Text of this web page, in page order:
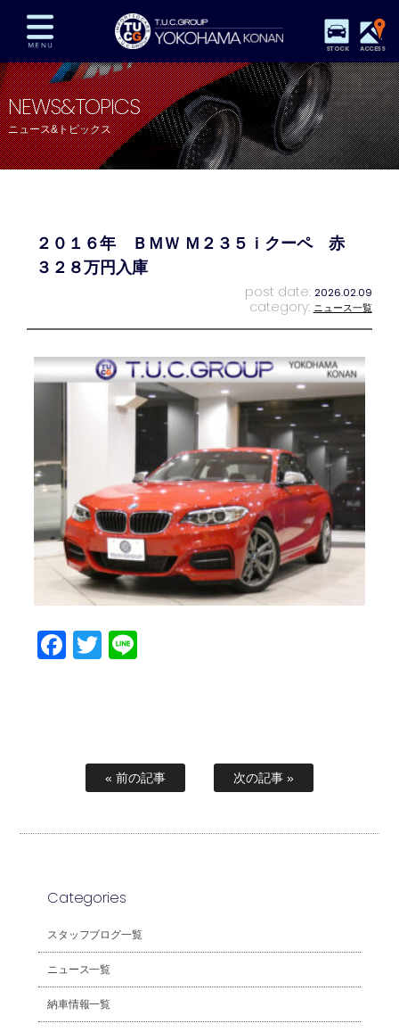
STOCK ACCESS
在庫車両情報 保証&サービス パーツリスト
TUCとは？ 店舗情報 アクセスマップ
全国納車 特別作業 注文販売
プライバシーポリシー
NEWS&TOPICS
ニュース&トピックス
２０１６年 ＢＭＷ Ｍ２３５ｉクーペ 赤
３２８万円入庫
post date: 2026.02.09
category: ニュース一覧
Facebook
Twitter
« 前の記事 次の記事 »
Categories
スタッフブログ一覧
ニュース一覧
納車情報一覧